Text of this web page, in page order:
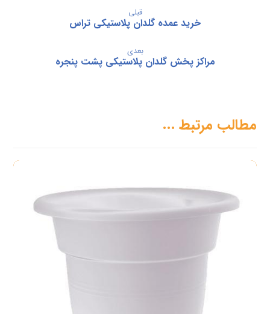
قبلی
خرید عمده گلدان پلاستیکی تراس
بعدی
مراکز پخش گلدان پلاستیکی پشت پنجره
مطالب مرتبط ...